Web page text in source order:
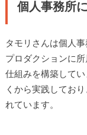
個人事務所
タモリさんは個人
プロダクションに
仕組みを構築して
くから実践してお
れています。